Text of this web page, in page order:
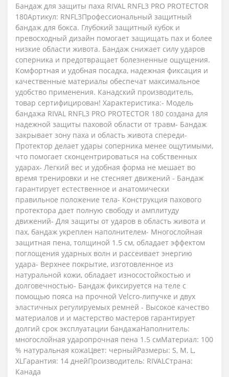
Бандаж для защиты паха RIVAL RNFL3 PRO PROTECTOR
180Артикул: RNFL3Профессиональный защитный
бандаж для бокса. Глубокий защитный кубок и
превосходный дизайн помогает защищать пах и более
низкие области живота. Бандаж снижает силу ударов
соперника и предотвращает болезненные ощущения.
Комфортная и удобная посадка, надежная фиксация и
качественные материалы обеспечат максимальное
удобство применения. Канадский производитель,
товар сертифицирован! Характеристика:- Модель
бандажа RIVAL RNFL3 PRO PROTECTOR 180 создана для
надежной защиты паховой области от травм- Бандаж
закрывает зону паха и область живота спереди-
Протектор делает удары соперника менее ощутимыми,
что помогает сконцентрироваться на собственных
ударах- Легкий вес и удобная форма не мешает во
время тренировки и не стесняет движений - Бандаж
гарантирует естественное и анатомически
правильное положение тела- Конструкция пахового
протектора дает полную свободу и амплитуду
движений- Для защиты от ударов в область живота и
пах, бандаж укреплен наполнителем- Многослойная
защитная пена, толщиной 1.5 см, обладает эффектом
поглощения ударных волн и рассеивает энергию
удара- Верхнее покрытие, изготовленное из
натуральной кожи, обладает износостойкостью и
долговечностью- Бандаж фиксируется на теле с
помощью пояса на прочной Velcro-липучке и двух
эластичных регулируемых ремней - Высокое качество
материалов и и мастерство мастеров гарантирует
долгий срок эксплуатации бандажаНаполнитель:
многослойная ударопрочная пена 1.5 смМатериал: 100
% натуральная кожаЦвет: черныйРазмеры: S, M, L,
XLГарантия: 14 днейПроизводитель: RIVALСтрана:
Канада